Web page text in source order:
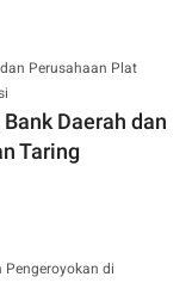
Daerah dan
Taring